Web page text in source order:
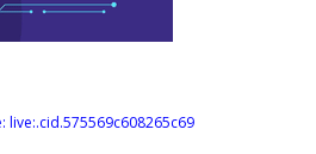
live:.cid.575569c608265c69